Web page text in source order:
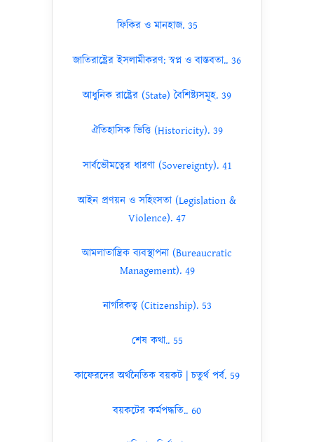
ফিকির ও মানহাজ. 35
জাতিরাষ্ট্রের ইসলামীকরণ: স্বপ্ন ও বাস্তবতা.. 36
আধুনিক রাষ্ট্রের (State) বৈশিষ্ট্যসমূহ. 39
ঐতিহাসিক ভিত্তি (Historicity). 39
সার্বভৌমত্বের ধারণা (Sovereignty). 41
আইন প্রণয়ন ও সহিংসতা (Legislation &
Violence). 47
আমলাতান্ত্রিক ব্যবস্থাপনা (Bureaucratic
Management). 49
নাগরিকত্ব (Citizenship). 53
শেষ কথা.. 55
কাফেরদের অর্থনৈতিক বয়কট | চতুর্থ পর্ব. 59
বয়কটের কর্মপদ্ধতি.. 60